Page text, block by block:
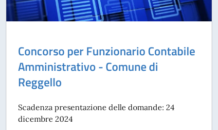
Concorso per Funzionario Contabile
Amministrativo - Comune di
Reggello
Scadenza presentazione delle domande: 24
dicembre 2024